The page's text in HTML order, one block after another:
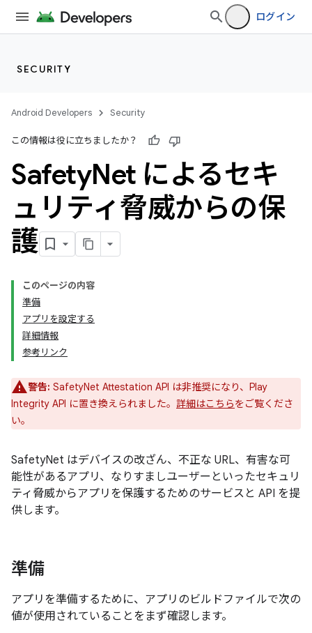
ログイン
SECURITY
Android Developers Security
この情報は役に立ちましたか？
SafetyNet によるセキ
ュリティ脅威からの保
護
このページの内容
準備
アプリを設定する
詳細情報
参考リンク
警告: SafetyNet Attestation API は非推奨になり、Play
Integrity API に置き換えられました。 詳細はこちらをご覧くださ
い。
SafetyNet はデバイスの改ざん、不正な URL、有害な可
能性があるアプリ、なりすましユーザーといったセキュリ
ティ脅威からアプリを保護するためのサービスと API を提
供します。
準備
アプリを準備するために、アプリのビルドファイルで次の
値が使用されていることをまず確認します。